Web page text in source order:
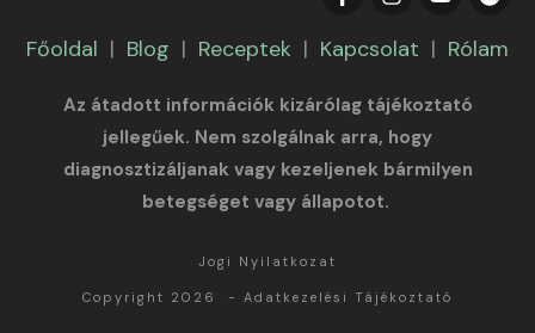
Főoldal | Blog | Receptek | Kapcsolat | Rólam
Az átadott információk kizárólag tájékoztató
jellegűek. Nem szolgálnak arra, hogy
diagnosztizáljanak vagy kezeljenek bármilyen
betegséget vagy állapotot.
Jogi Nyilatkozat
Copyright 2026 - Adatkezelési Tájékoztató